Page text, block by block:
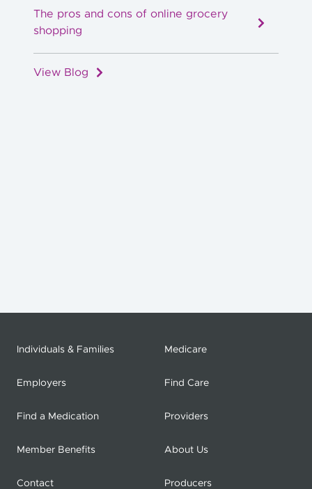
The pros and cons of online grocery
shopping
View Blog
Individuals & Families Medicare
Employers Find Care
Find a Medication Providers
Member Benefits About Us
Contact Producers